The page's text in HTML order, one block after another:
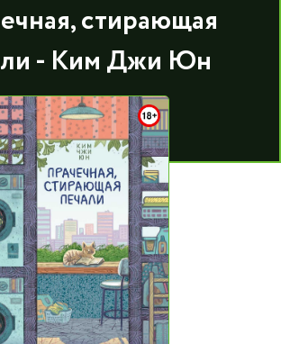
стирающая
- Ким Джи Юн